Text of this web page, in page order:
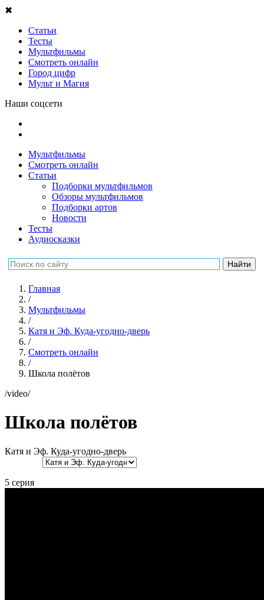
✖
Статьи
Тесты
Мультфильмы
Смотреть онлайн
Город цифр
Мульт и Магия
Наши соцсети
Мультфильмы
Смотреть онлайн
Статьи
Подборки мультфильмов
Обзоры мультфильмов
Подборки артов
Новости
Тесты
Аудиосказки
Главная
/
Мультфильмы
/
Катя и Эф. Куда-угодно-дверь
/
Смотреть онлайн
/
Школа полётов
/video/
Школа полётов
Катя и Эф. Куда-угодно-дверь
5 серия